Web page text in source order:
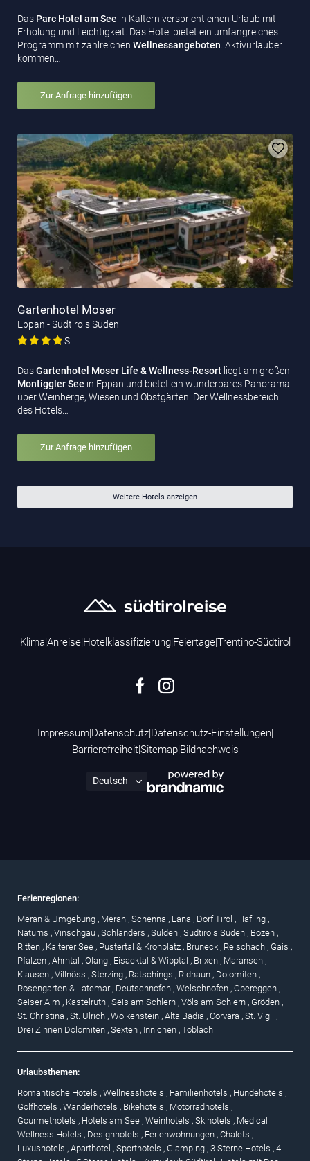
Das Parc Hotel am See in Kaltern verspricht einen Urlaub mit
Erholung und Leichtigkeit. Das Hotel bietet ein umfangreiches
Programm mit zahlreichen Wellnessangeboten. Aktivurlauber
kommen…
Zur Anfrage hinzufügen
Gartenhotel Moser
Eppan - Südtirols Süden
S
DasGartenhotel Moser Life & Wellness-Resort liegt am großen
Montiggler See in Eppan und bietet ein wunderbares Panorama
über Weinberge, Wiesen und Obstgärten. Der Wellnessbereich
des Hotels…
Zur Anfrage hinzufügen
Weitere Hotels anzeigen
Klima|Anreise|Hotelklassifizierung|Feiertage|Trentino-Südtirol
Impressum|Datenschutz|Datenschutz-Einstellungen|
Barrierefreiheit|Sitemap|Bildnachweis
Ferienregionen:
Meran & Umgebung , Meran , Schenna , Lana , Dorf Tirol , Hafling ,
Naturns , Vinschgau , Schlanders , Sulden , Südtirols Süden , Bozen ,
Ritten , Kalterer See , Pustertal & Kronplatz , Bruneck , Reischach , Gais ,
Pfalzen , Ahrntal , Olang , Eisacktal & Wipptal , Brixen , Maransen ,
Klausen , Villnöss , Sterzing , Ratschings , Ridnaun , Dolomiten ,
Rosengarten & Latemar , Deutschnofen , Welschnofen , Obereggen ,
Seiser Alm , Kastelruth , Seis am Schlern , Völs am Schlern , Gröden ,
St. Christina , St. Ulrich , Wolkenstein , Alta Badia , Corvara , St. Vigil ,
Drei Zinnen Dolomiten , Sexten , Innichen , Toblach
Urlaubsthemen:
Romantische Hotels , Wellnesshotels , Familienhotels , Hundehotels ,
Golfhotels , Wanderhotels , Bikehotels , Motorradhotels ,
Gourmethotels , Hotels am See , Weinhotels , Skihotels , Medical
Wellness Hotels , Designhotels , Ferienwohnungen , Chalets ,
Luxushotels , Aparthotel , Sporthotels , Glamping , 3 Sterne Hotels , 4